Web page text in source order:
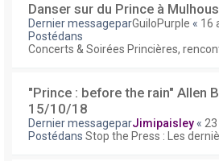
Danser sur du Prince à
Dernier messageparGuiloPurple « 16
Postédans
Concerts & Soirées Princières,
"Prince : before the rain" Allen
15/10/18
Dernier messageparJimipaisley «
Postédans Stop the Press : Les